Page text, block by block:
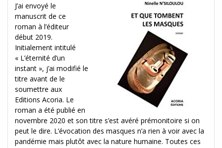
J’ai envoyé le
manuscrit de ce
roman à l’éditeur
début 2019.
Initialement intitulé
« L’éternité d’un
instant », j’ai modifié le
titre avant de le
soumettre aux
Editions Acoria. Le
roman a été publié en
novembre 2020 et son titre s’est avéré prémonitoire si on
peut le dire. L’évocation des masques n’a rien à voir avec la
pandémie mais plutôt avec la nature humaine. Toutes ces